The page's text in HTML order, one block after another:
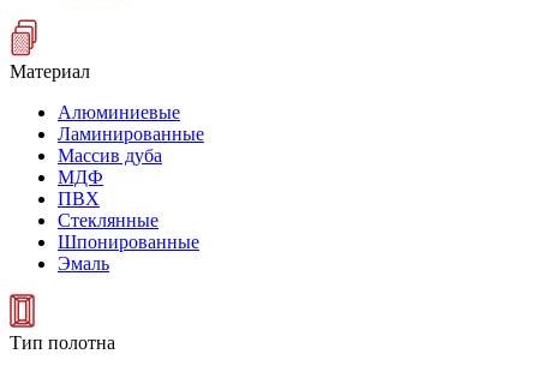
Материал
Алюминиевые
Ламинированные
Массив дуба
МДФ
ПВХ
Стеклянные
Шпонированные
Эмаль
Тип полотна